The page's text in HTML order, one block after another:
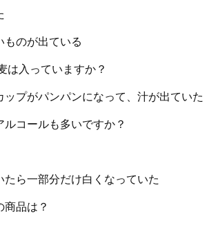
のが出ている
は入っていますか？
プがパンパンになって、汁が出ていた
コールも多いですか？
ら一部分だけ白くなっていた
品は？